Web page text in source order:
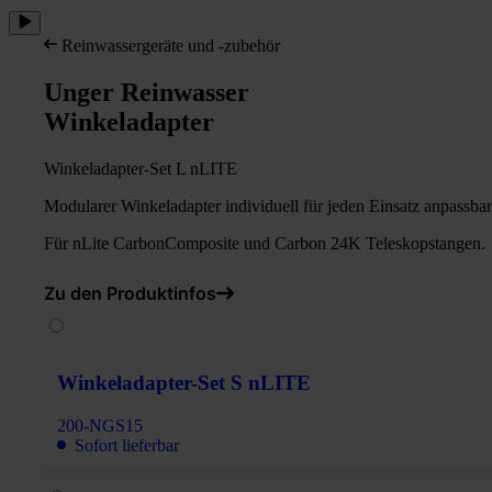
Reinwassergeräte und -zubehör
Unger Reinwasser
Winkeladapter
Winkeladapter-Set L nLITE
Modularer Winkeladapter individuell für jeden Einsatz
Für nLite CarbonComposite und Carbon 24K Teleskopstangen.
Zu den Produktinfos
Winkeladapter-Set S nLITE
200-NGS15
Sofort lieferbar